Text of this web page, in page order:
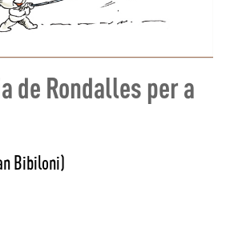
de Rondalles per a
Bibiloni)